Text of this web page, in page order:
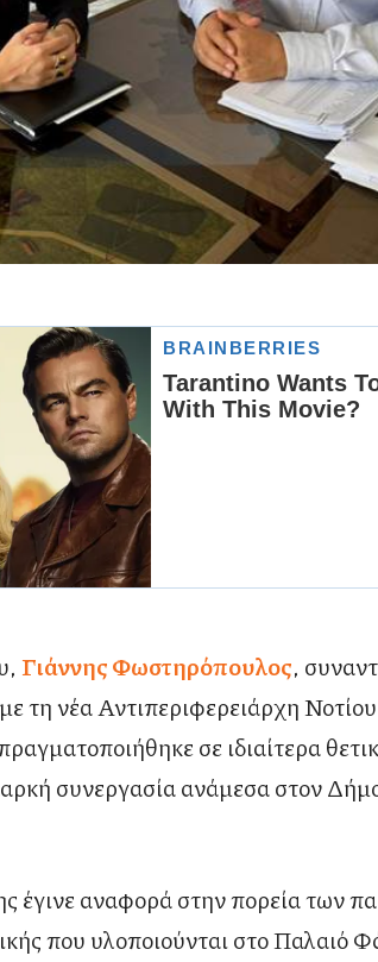
Γιάννης Φωστηρόπουλος,
τη νέα Αντιπεριφερειάρχη
σε ιδιαίτερα
συνεργασία ανάμεσα στον
έγινε αναφορά στην πορεία των
που υλοποιούνται στο Παλαιό